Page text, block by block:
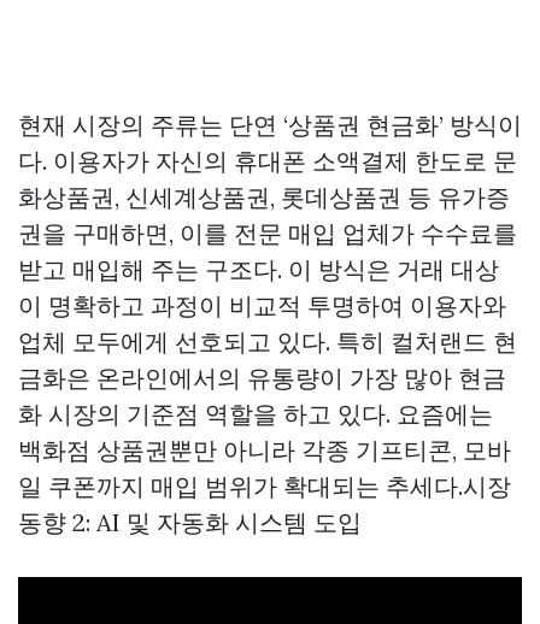
현재 시장의 주류는 단연 ‘상품권 현금화’ 방식이
다. 이용자가 자신의 휴대폰 소액결제 한도로 문
화상품권, 신세계상품권, 롯데상품권 등 유가증
권을 구매하면, 이를 전문 매입 업체가 수수료를
받고 매입해 주는 구조다. 이 방식은 거래 대상
이 명확하고 과정이 비교적 투명하여 이용자와
업체 모두에게 선호되고 있다. 특히 컬처랜드 현
금화은 온라인에서의 유통량이 가장 많아 현금
화 시장의 기준점 역할을 하고 있다. 요즘에는
백화점 상품권뿐만 아니라 각종 기프티콘, 모바
일 쿠폰까지 매입 범위가 확대되는 추세다.시장
동향 2: AI 및 자동화 시스템 도입